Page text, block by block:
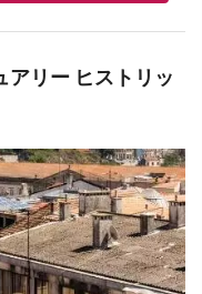
アリー ヒストリッ